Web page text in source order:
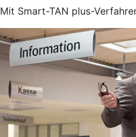
Mit Smart-TAN plus-